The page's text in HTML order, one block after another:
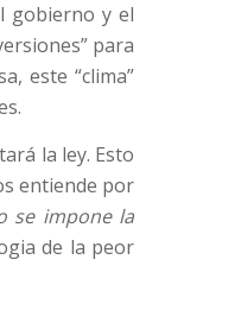
gobierno y el
para
este “clima”
la ley. Esto
entiende por
se impone la
de la peor